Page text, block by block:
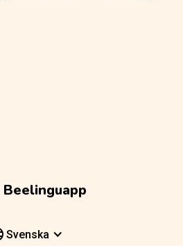
Beelinguapp
Svenska